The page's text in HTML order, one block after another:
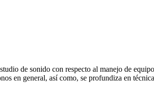
de sonido con respecto al manejo de
en general, así como, se profundiza en